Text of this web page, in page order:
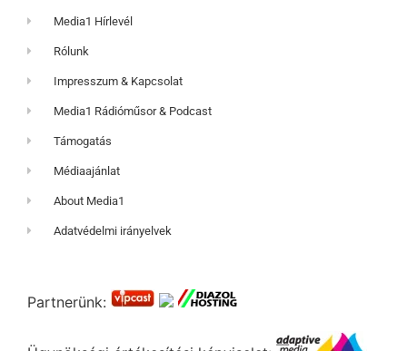
Media1 Hírlevél
Rólunk
Impresszum & Kapcsolat
Media1 Rádióműsor & Podcast
Támogatás
Médiaajánlat
About Media1
Adatvédelmi irányelvek
Partnerünk: